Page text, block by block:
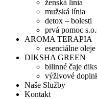
ženská línia
mužská línia
detox – bolesti
prvá pomoc
AROMA TERAPIA
esenciálne oleje
DIKSHA GREEN
bilinné čaje
výživové
Naše Služby
Kontakt